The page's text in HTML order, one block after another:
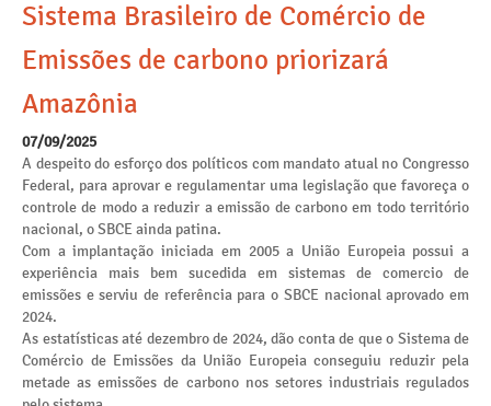
Sistema Brasileiro de Comércio de
Emissões de carbono priorizará
Amazônia
07/09/2025
A despeito do esforço dos políticos com mandato atual no Congresso
Federal, para aprovar e regulamentar uma legislação que favoreça o
controle de modo a reduzir a emissão de carbono em todo território
nacional, o SBCE ainda patina.
Com a implantação iniciada em 2005 a União Europeia possui a
experiência mais bem sucedida em sistemas de comercio de
emissões e serviu de referência para o SBCE nacional aprovado em
2024.
As estatísticas até dezembro de 2024, dão conta de que o Sistema de
Comércio de Emissões da União Europeia conseguiu reduzir pela
metade as emissões de carbono nos setores industriais regulados